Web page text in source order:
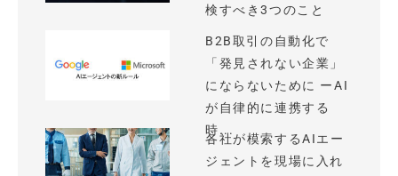
検すべき3つのこと
B2B取引の自動化で
「発見されない企業」
にならないために ーAI
が自律的に連携する
時...
各社が模索するAIエー
ジェントを現場に入れ